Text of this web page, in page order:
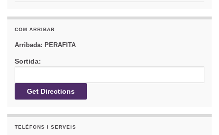
COM ARRIBAR
Arribada: PERAFITA
Sortida:
TELÈFONS I SERVEIS